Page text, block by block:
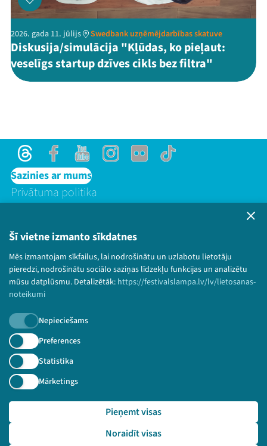
Šī vietne izmanto sīkdatnes
Mēs izmantojam sīkfailus, lai nodrošinātu un uzlabotu lietotāju
pieredzi, nodrošinātu sociālo saziņas līdzekļu funkcijas un analizētu
mūsu datplūsmu. Detalizētāk: https://festivalslampa.lv/lv/lietosanas-
noteikumi
Nepieciešams
Preferences
Statistika
Mārketings
Noraidīt visas
Pieņemt visas
2026. gada 11. jūlijs Swedbank uzņēmējdarbības skatuve
Diskusija/simulācija "Kļūdas, ko pieļaut:
veselīgs startup dzīves cikls bez filtra"
ThreadsFacebookYoutubeInstagram
Flick TikTok
Sazinies ar mums
Privātuma politika
© 2026 Sarunu festivāls LAMPA Visas tiesības
paturētas.
Piesakies jaunumiem!
Nepalaid garām aktuālāko informāciju!
Pieteikties
🔗 https://festivalslampa.lv/lv/video-arhivs/1801?sp
eaker=Pusaud%C5%BEu%20resursu%20centrs&speaker_id=30